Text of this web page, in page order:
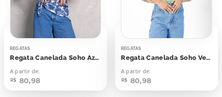
REGATAS
Regata Canelada Soho Azul Light Navy
A partir de:
R$ 80,98
REGATAS
Regata Canelada Soho Verde Botânico
A partir de:
R$ 80,98